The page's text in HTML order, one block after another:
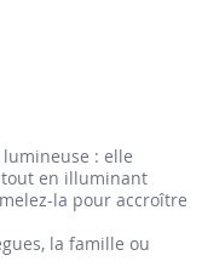
: elle
en illuminant
la pour accroître
la famille ou